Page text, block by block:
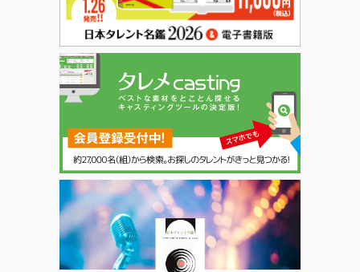
日本タレント名鑑